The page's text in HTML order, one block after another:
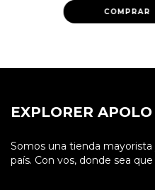
EXPLORER APOLO
Somos una tienda
país. Con vos, donde sea